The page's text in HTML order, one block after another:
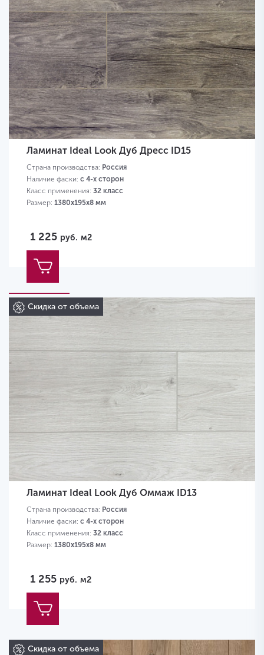
Ламинат Ideal Look Дуб Дресс ID15
Страна производства: Россия
Наличие фаски: с 4-х сторон
Класс применения: 32 класс
Размер: 1380х195х8 мм
1 225 руб. м2
Скидка от объема
Ламинат Ideal Look Дуб Оммаж ID13
Страна производства: Россия
Наличие фаски: с 4-х сторон
Класс применения: 32 класс
Размер: 1380х195х8 мм
1 255 руб. м2
Скидка от объема